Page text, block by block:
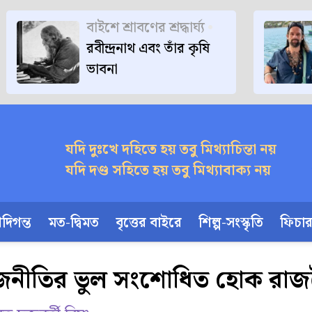
বাইশে শ্রাবণের শ্রদ্ধার্ঘ্য
রবীন্দ্রনাথ এবং তাঁর কৃষি
ভাবনা
যদি দুঃখে দহিতে হয় তবু মিথ্যাচিন্তা নয়
যদি দণ্ড সহিতে হয় তবু মিথ্যাবাক্য নয়
মত-দ্বিমত বৃত্তের বাইরে শিল্প-সংস্কৃতি ফিচার
ভুল সংশোধিত হোক